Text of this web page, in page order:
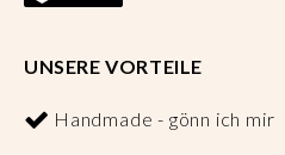
UNSERE VORTEILE
Handmade - gönn ich mir